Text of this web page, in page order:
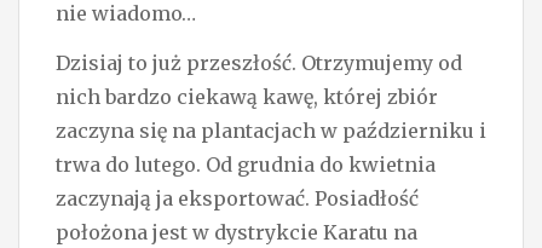
nie wiadomo…
Dzisiaj to już przeszłość. Otrzymujemy od
nich bardzo ciekawą kawę, której zbiór
zaczyna się na plantacjach w październiku i
trwa do lutego. Od grudnia do kwietnia
zaczynają ja eksportować. Posiadłość
położona jest w dystrykcie Karatu na